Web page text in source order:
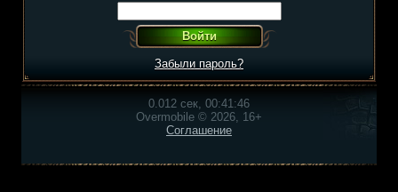
Забыли пароль?
0.012 сек, 00:41:46
Overmobile © 2026, 16+
Соглашение